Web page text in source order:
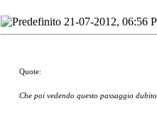
21-07-2012, 06:56
Quote:
Che poi vedendo questo passaggio